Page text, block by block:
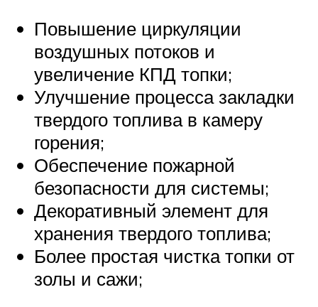
Повышение циркуляции
воздушных потоков и
увеличение КПД топки;
Улучшение процесса закладки
твердого топлива в камеру
горения;
Обеспечение пожарной
безопасности для системы;
Декоративный элемент для
хранения твердого топлива;
Более простая чистка топки от
золы и сажи;